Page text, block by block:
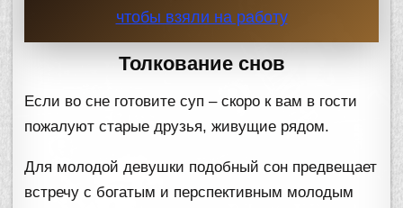
чтобы взяли на работу
Толкование снов
Если во сне готовите суп – скоро к вам в гости
пожалуют старые друзья, живущие рядом.
Для молодой девушки подобный сон предвещает
встречу с богатым и перспективным молодым